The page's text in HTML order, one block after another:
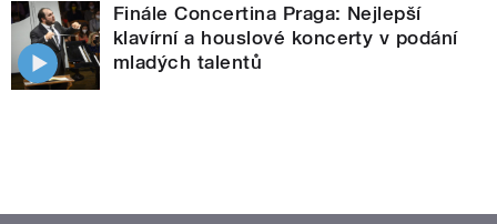
Finále Concertina Praga: Nejlepší
klavírní a houslové koncerty v podání
mladých talentů